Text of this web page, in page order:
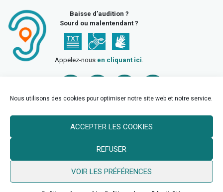
Nous utilisons des cookies pour optimiser notre site web et notre service.
ACCEPTER LES COOKIES
REFUSER
VOIR LES PRÉFÉRENCES
Baisse d’audition ?
Sourd ou malentendant ?
Appelez-nous en cliquant ici.
© 2026 Ville de Billy Berclau —neoweb.fr